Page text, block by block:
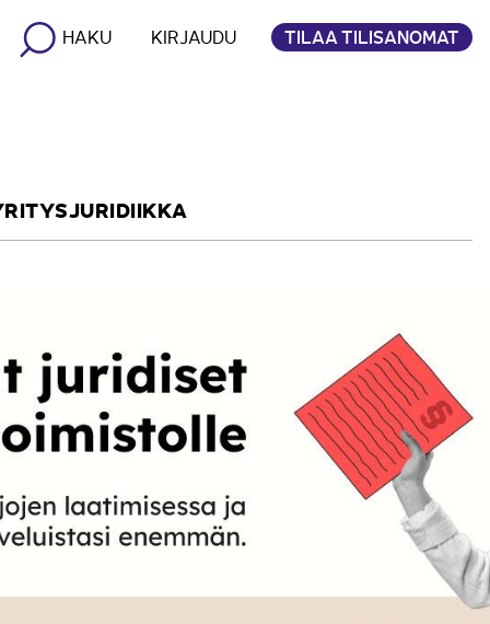
HAKU KIRJAUDU TILAA TILISANOMAT